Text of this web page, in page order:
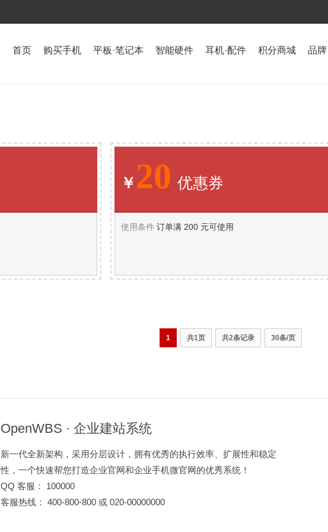
首页 购买手机 平板·笔记本 智能硬件 耳机·配件 积分商城 品牌
￥ 20 优惠券
使用条件 订单满 200 元可使用
1 共1页 共2条记录 30条/页
OpenWBS · 企业建站系统
新一代全新架构，采用分层设计，拥有优秀的执行效率、扩展性和稳定
性，一个快速帮您打造企业官网和企业手机微官网的优秀系统！
QQ 客服： 100000
客服热线： 400-800-800 或 020-00000000